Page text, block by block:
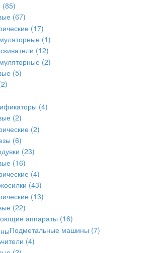
(85)
(67)
(17)
(1)
(12)
(2)
(5)
(4)
(2)
(2)
(6)
(23)
(16)
(4)
(43)
(13)
(22)
аппараты (16)
Подметальные машины (7)
(4)